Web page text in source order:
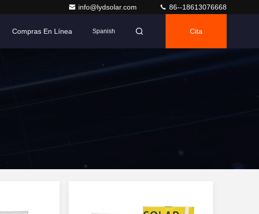
info@lydsolar.com 86--18613076668
Compras En Línea Spanish Cita